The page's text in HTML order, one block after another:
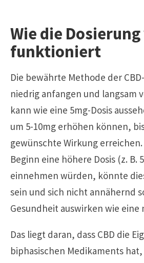
Wie die Dosierung
funktioniert
Die bewährte Methode der
niedrig anfangen und langsam
kann wie eine 5mg-Dosis
um 5-10mg erhöhen können,
gewünschte Wirkung erreichen.
Beginn eine höhere Dosis (z. B.
einnehmen würden, könnte
sein und sich nicht annähernd
Gesundheit auswirken wie eine
Das liegt daran, dass CBD die
biphasischen Medikaments